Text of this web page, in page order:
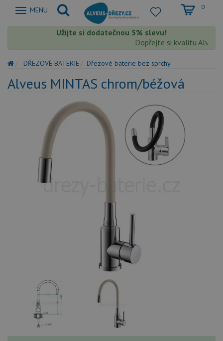
Zobrazit
MENU 0
Užijte si dodatečnou 5% slevu!
Dopřejte si kvalitu Alveus
DŘEZOVÉ BATERIE Dřezové baterie bez sprchy
Alveus MINTAS chrom/béžová